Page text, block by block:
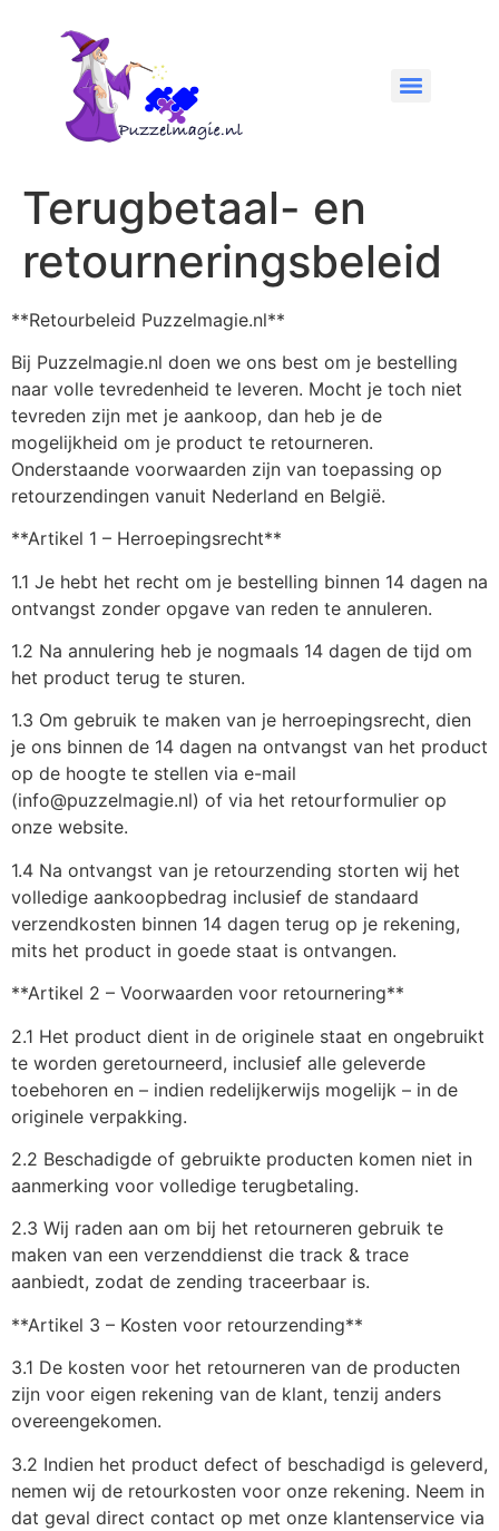
Terugbetaal- en
retourneringsbeleid
**Retourbeleid Puzzelmagie.nl**
Bij Puzzelmagie.nl doen we ons best om je bestelling
naar volle tevredenheid te leveren. Mocht je toch niet
tevreden zijn met je aankoop, dan heb je de
mogelijkheid om je product te retourneren.
Onderstaande voorwaarden zijn van toepassing op
retourzendingen vanuit Nederland en België.
**Artikel 1 – Herroepingsrecht**
1.1 Je hebt het recht om je bestelling binnen 14 dagen na
ontvangst zonder opgave van reden te annuleren.
1.2 Na annulering heb je nogmaals 14 dagen de tijd om
het product terug te sturen.
1.3 Om gebruik te maken van je herroepingsrecht, dien
je ons binnen de 14 dagen na ontvangst van het product
op de hoogte te stellen via e-mail
(info@puzzelmagie.nl) of via het retourformulier op
onze website.
1.4 Na ontvangst van je retourzending storten wij het
volledige aankoopbedrag inclusief de standaard
verzendkosten binnen 14 dagen terug op je rekening,
mits het product in goede staat is ontvangen.
**Artikel 2 – Voorwaarden voor retournering**
2.1 Het product dient in de originele staat en ongebruikt
te worden geretourneerd, inclusief alle geleverde
toebehoren en – indien redelijkerwijs mogelijk – in de
originele verpakking.
2.2 Beschadigde of gebruikte producten komen niet in
aanmerking voor volledige terugbetaling.
2.3 Wij raden aan om bij het retourneren gebruik te
maken van een verzenddienst die track & trace
aanbiedt, zodat de zending traceerbaar is.
**Artikel 3 – Kosten voor retourzending**
3.1 De kosten voor het retourneren van de producten
zijn voor eigen rekening van de klant, tenzij anders
overeengekomen.
3.2 Indien het product defect of beschadigd is geleverd,
nemen wij de retourkosten voor onze rekening. Neem in
dat geval direct contact op met onze klantenservice via